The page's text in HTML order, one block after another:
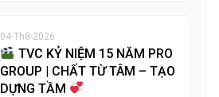
04-Th8-2026
TVC KỶ NIỆM 15 NĂM PRO
GROUP | CHẤT TỪ TÂM – TẠO
DỰNG TẦM